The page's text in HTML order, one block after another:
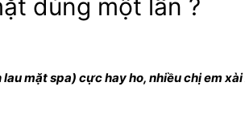
dùng một lần ?
mặt spa) cực hay ho, nhiều chị em